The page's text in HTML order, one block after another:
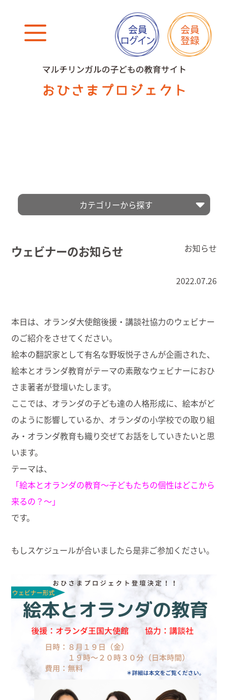
ウェビナーのお知らせ お知らせ
2022.07.26
本日は、オランダ大使館後援・講談社協力のウェビナー
のご紹介をさせてください。
絵本の翻訳家として有名な野坂悦子さんが企画された、
絵本とオランダ教育がテーマの素敵なウェビナーにおひ
さま著者が登壇いたします。
ここでは、オランダの子ども達の人格形成に、絵本がど
のように影響しているか、オランダの小学校での取り組
み・オランダ教育も織り交ぜてお話をしていきたいと思
います。
テーマは、
「絵本とオランダの教育〜子どもたちの個性はどこから
来るの？〜」
です。
もしスケジュールが合いましたら是非ご参加ください。